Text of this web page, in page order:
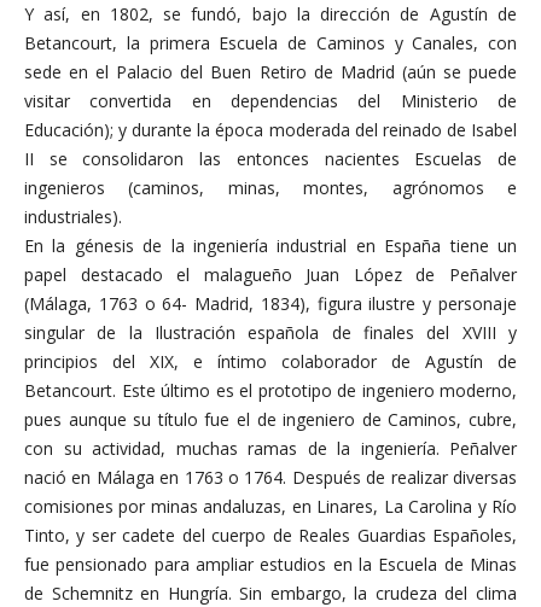
Y así, en 1802, se fundó, bajo la dirección de Agustín de
Betancourt, la primera Escuela de Caminos y Canales, con
sede en el Palacio del Buen Retiro de Madrid (aún se puede
visitar convertida en dependencias del Ministerio de
Educación); y durante la época moderada del reinado de Isabel
II se consolidaron las entonces nacientes Escuelas de
ingenieros (caminos, minas, montes, agrónomos e
industriales).
En la génesis de la ingeniería industrial en España tiene un
papel destacado el malagueño Juan López de Peñalver
(Málaga, 1763 o 64- Madrid, 1834), figura ilustre y personaje
singular de la Ilustración española de finales del XVIII y
principios del XIX, e íntimo colaborador de Agustín de
Betancourt. Este último es el prototipo de ingeniero moderno,
pues aunque su título fue el de ingeniero de Caminos, cubre,
con su actividad, muchas ramas de la ingeniería. Peñalver
nació en Málaga en 1763 o 1764. Después de realizar diversas
comisiones por minas andaluzas, en Linares, La Carolina y Río
Tinto, y ser cadete del cuerpo de Reales Guardias Españoles,
fue pensionado para ampliar estudios en la Escuela de Minas
de Schemnitz en Hungría. Sin embargo, la crudeza del clima